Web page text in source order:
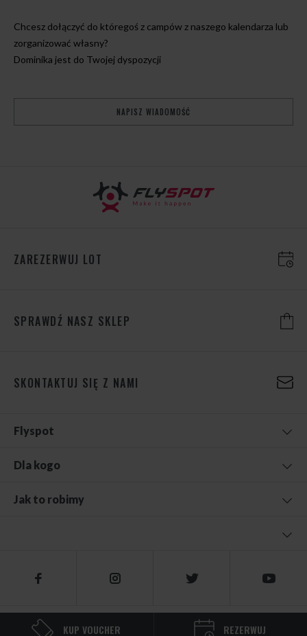
Chcesz dołączyć do któregoś z campów z naszego kalendarza lub
zorganizować własny?
Dominika jest do Twojej dyspozycji
NAPISZ WIADOMOŚĆ
KUP VOUCHER REZERWUJ
ZAREZERWUJ LOT
SPRAWDŹ NASZ SKLEP
SKONTAKTUJ SIĘ Z NAMI
Flyspot
Dla kogo
Jak to robimy
© 2026 FLYSPOT